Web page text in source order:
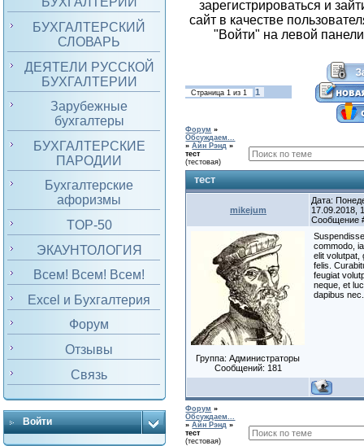
БУХГАЛТЕРСКИЙ
СЛОВАРЬ
ДЕЯТЕЛИ РУССКОЙ
БУХГАЛТЕРИИ
Зарубежные
бухгалтеры
БУХГАЛТЕРСКИЕ
ПАРОДИИ
Бухгалтерские
афоризмы
TOP-50
ЭКАУНТОЛОГИЯ
Всем! Всем! Всем!
Excel и Бухгалтерия
Форум
Отзывы
Связь
Войти
зарегистрироваться и
сайт в качестве
"Войти" на левой
Страница1 из1 1
Форум »
Обсуждаем...
» Айн Рэнд »
тест
(тестовая)
тест
mikejum
Дата:
17.09.2018,
Сообщение
Группа: Администраторы
Сообщений: 181
commodo,
elit volutpat,
felis.
feugiat
neque, et
dapibus nec.
Форум »
Обсуждаем...
» Айн Рэнд »
тест
(тестовая)